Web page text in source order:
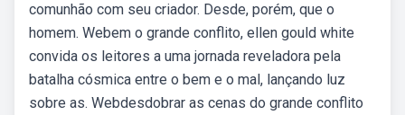
comunhão com seu criador. Desde, porém, que o
homem. Webem o grande conflito, ellen gould white
convida os leitores a uma jornada reveladora pela
batalha cósmica entre o bem e o mal, lançando luz
sobre as. Webdesdobrar as cenas do grande conflito